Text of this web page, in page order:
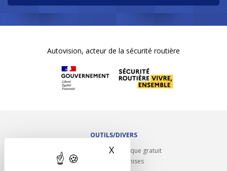
X Masquer le bandeau des
Autovision, acteur de la sécurité routière
OUTILS/DIVERS
Rappel contrôle technique gratuit
Partenariats/Remises